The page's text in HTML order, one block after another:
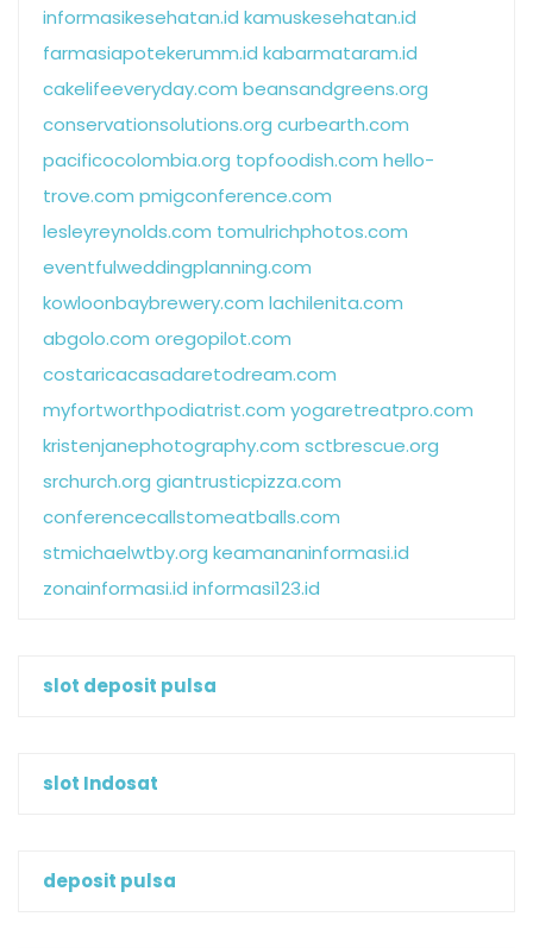
informasikesehatan.id kamuskesehatan.id
farmasiapotekerumm.id kabarmataram.id
cakelifeeveryday.com beansandgreens.org
conservationsolutions.org curbearth.com
pacificocolombia.org topfoodish.com hello-
trove.com pmigconference.com
lesleyreynolds.com tomulrichphotos.com
eventfulweddingplanning.com
kowloonbaybrewery.com lachilenita.com
abgolo.com oregopilot.com
costaricacasadaretodream.com
myfortworthpodiatrist.com yogaretreatpro.com
kristenjanephotography.com sctbrescue.org
srchurch.org giantrusticpizza.com
conferencecallstomeatballs.com
stmichaelwtby.org keamananinformasi.id
zonainformasi.id informasi123.id
slot deposit pulsa
slot Indosat
deposit pulsa